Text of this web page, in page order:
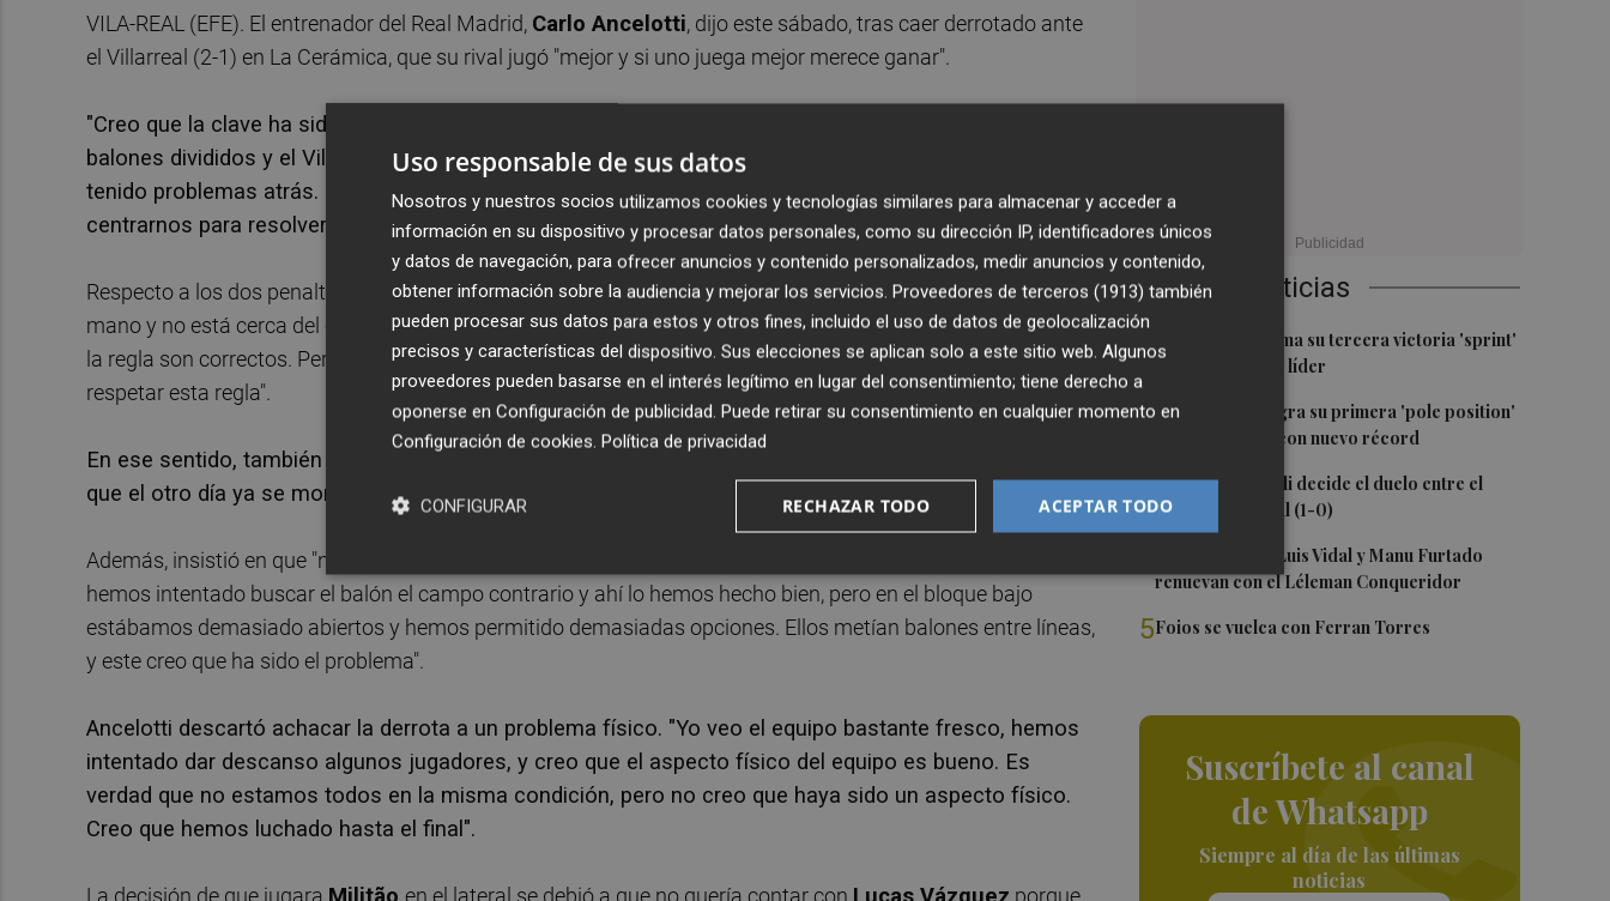
Últimas Noticias
1 Jorge Martín suma su tercera victoria 'sprint'
del año y es más líder
2 Jorge Martín logra su primera 'pole position'
en Silverstone, con nuevo récord
3Un gol de Bardeli decide el duelo entre el
Levante y su filial (1-0)
Nacho Huerta, Luis Vidal y Manu Furtado
renuevan con el Léleman Conqueridor
5Foios se vuelca con Ferran Torres
Suscríbete al canal
de Whatsapp
Siempre al día de las últimas
noticias
VILA-REAL (EFE). El entrenador del Real Madrid, Carlo Ancelotti, dijo este sábado, tras caer derrotado ante
el Villarreal (2-1) en La Cerámica, que su rival jugó "mejor y si uno juega mejor merece ganar".
"Creo que la clave ha sido que no hemos defendido bien nuestro campo, hemos dejado muchos
balones divididos y el Villarreal ha disfrutado de esto. Hemos sido peligrosos arriba, pero hemos
tenido problemas atrás. Hemos fallado en cosas que a veces hacemos mejor. Creo que debemos
centrarnos para resolver ese problema", dijo ante los medios.
Respecto a los dos penaltis del partido dijo: "En el tema de los penaltis el fútbol ha cambiado, si toca con la
mano y no está cerca del cuerpo, es penalti. Si resbala o no ya no importa, creo que los dos penaltis viendo
la regla son correctos. Pero creo que a los aficionados del fútbol no les gusta esto, pero no queda más que
respetar esta regla".
En ese sentido, también dijo ante una pregunta al respecto: "No me hagáis que diga que no es fútbol,
que el otro día ya se montó un lío increíble por decir eso. Es una regla y hay que acatarla. No hay más".
Además, insistió en que "no fue un gran partido por parte nuestra, sobre todo en el aspecto defensivo, ya que
hemos intentado buscar el balón el campo contrario y ahí lo hemos hecho bien, pero en el bloque bajo
estábamos demasiado abiertos y hemos permitido demasiadas opciones. Ellos metían balones entre líneas,
y este creo que ha sido el problema".
Ancelotti descartó achacar la derrota a un problema físico. "Yo veo el equipo bastante fresco, hemos
intentado dar descanso algunos jugadores, y creo que el aspecto físico del equipo es bueno. Es
verdad que no estamos todos en la misma condición, pero no creo que haya sido un aspecto físico.
Creo que hemos luchado hasta el final".
La decisión de que jugara Militão en el lateral se debió a que no quería contar con Lucas Vázquez porque
Uso responsable de sus datos
Nosotros y nuestros socios utilizamos cookies y tecnologías similares para almacenar y acceder a
información en su dispositivo y procesar datos personales, como su dirección IP, identificadores únicos
y datos de navegación, para ofrecer anuncios y contenido personalizados, medir anuncios y contenido,
obtener información sobre la audiencia y mejorar los servicios. Proveedores de terceros (1913) también
pueden procesar sus datos para estos y otros fines, incluido el uso de datos de geolocalización
precisos y características del dispositivo. Sus elecciones se aplican solo a este sitio web. Algunos
proveedores pueden basarse en el interés legítimo en lugar del consentimiento; tiene derecho a
oponerse en Configuración de publicidad. Puede retirar su consentimiento en cualquier momento en
Configuración de cookies. Política de privacidad
ACEPTAR TODO
RECHAZAR TODO
CONFIGURAR